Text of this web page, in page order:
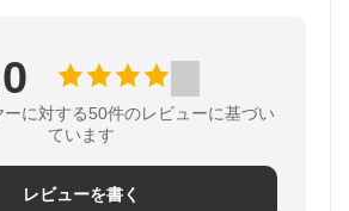
ーに対する50件のレビューに基づい
ています
レビューを書く